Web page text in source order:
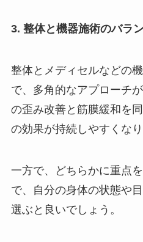
3. 整体と機器施術のバラ
整体とメディセルなどの
で、多角的なアプローチ
の歪み改善と筋膜緩和を
の効果が持続しやすくなり
一方で、どちらかに重点
で、自分の身体の状態や
選ぶと良いでしょう。